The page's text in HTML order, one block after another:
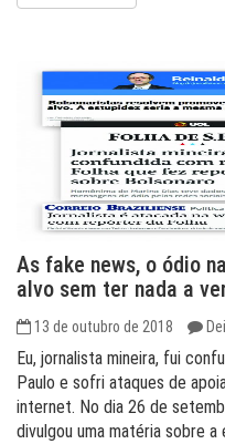
As fake news, o ódio
alvo sem ter nada a
13 de outubro de 2018
Eu, jornalista mineira, fui
Paulo e sofri ataques de
internet. No dia 26 de
divulgou uma matéria sobre